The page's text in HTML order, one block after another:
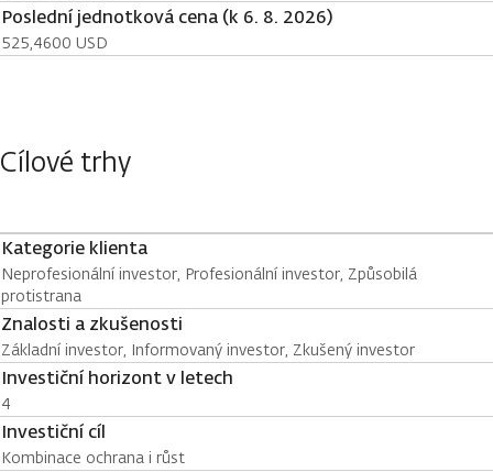
Poslední jednotková cena (k 6. 8. 2026)
525,4600 USD
Cílové trhy
Kategorie klienta
Neprofesionální investor, Profesionální investor, Způsobilá
protistrana
Znalosti a zkušenosti
Základní investor, Informovaný investor, Zkušený investor
Investiční horizont v letech
4
Investiční cíl
Kombinace ochrana i růst